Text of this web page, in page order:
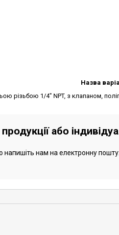
Назва
різьбою 1/4" NPT, з клапаном,
або
напишіть нам на електронну пошту: